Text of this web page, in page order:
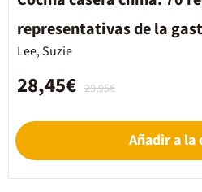
representativas de la
Kong
Lee, Suzie
29,95€
28,45€
Añadir a la